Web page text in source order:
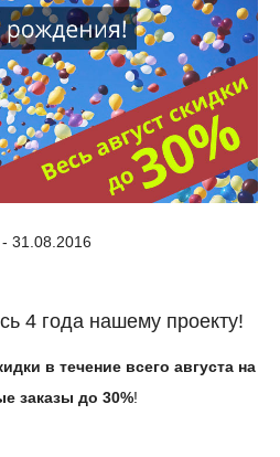
31.08.2016
4 года нашему проекту!
в течение всего августа на
заказы до 30%!